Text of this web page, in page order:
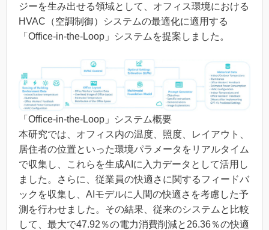
ジーを生み出せる領域として、オフィス環境における
HVAC（空調制御）システムの最適化に適用する
「Office-in-the-Loop」システムを提案しました。
「Office-in-the-Loop」システム概要
本研究では、オフィス内の温度、照度、レイアウト、
居住者の位置といった環境パラメータをリアルタイム
で収集し、これらを生成AIに入力データとして活用し
ました。さらに、従業員の快適さに関するフィードバ
ックを収集し、AIモデルに人間の快適さを考慮した予
測を行わせました。その結果、従来のシステムと比較
して、最大で47.92％の電力消費削減と26.36％の快適